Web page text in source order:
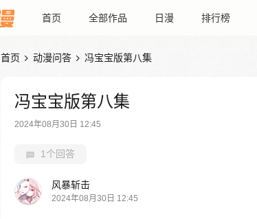
首页 全部作品 日漫 排行榜
首页  动漫问答  冯宝宝版第八集
冯宝宝版第八集
2024年08月30日 12:45
1个回答
风暴斩击
2024年08月30日 12:45